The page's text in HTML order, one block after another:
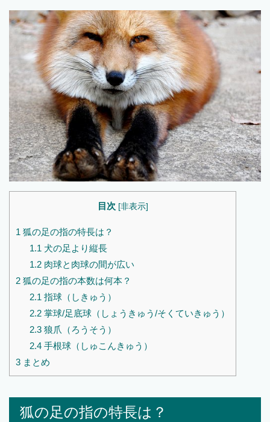
目次 [非表示]
1 狐の足の指の特長は？
1.1 犬の足より縦長
1.2肉球と肉球の間が広い
2 狐の足の指の本数は何本？
2.1 指球（しきゅう）
2.2掌球/足底球（しょうきゅう/そくていきゅう）
2.3狼爪（ろうそう）
2.4手根球（しゅこんきゅう）
3 まとめ
狐の足の指の特長は？